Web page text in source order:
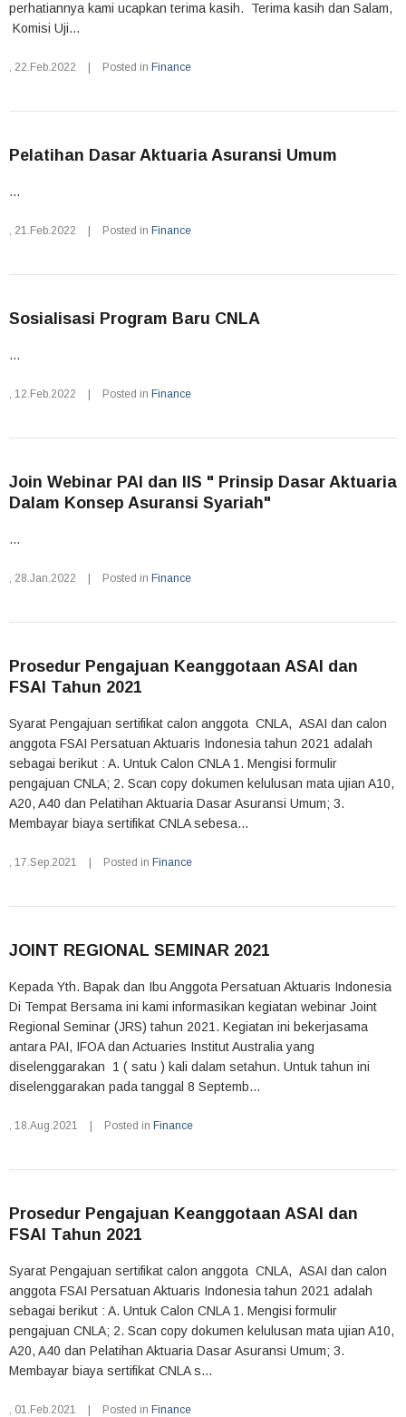
perhatiannya kami ucapkan terima kasih. Terima kasih dan Salam,
Komisi Uji...
, 22.Feb.2022 Posted in Finance
Pelatihan Dasar Aktuaria Asuransi Umum
...
, 21.Feb.2022 Posted in Finance
Sosialisasi Program Baru CNLA
...
, 12.Feb.2022 Posted in Finance
Join Webinar PAI dan IIS " Prinsip Dasar Aktuaria
Dalam Konsep Asuransi Syariah"
...
, 28.Jan.2022 Posted in Finance
Prosedur Pengajuan Keanggotaan ASAI dan
FSAI Tahun 2021
Syarat Pengajuan sertifikat calon anggota CNLA, ASAI dan calon
anggota FSAI Persatuan Aktuaris Indonesia tahun 2021 adalah
sebagai berikut : A. Untuk Calon CNLA 1. Mengisi formulir
pengajuan CNLA; 2. Scan copy dokumen kelulusan mata ujian A10,
A20, A40 dan Pelatihan Aktuaria Dasar Asuransi Umum; 3.
Membayar biaya sertifikat CNLA sebesa...
, 17.Sep.2021 Posted in Finance
JOINT REGIONAL SEMINAR 2021
Kepada Yth. Bapak dan Ibu Anggota Persatuan Aktuaris Indonesia
Di Tempat Bersama ini kami informasikan kegiatan webinar Joint
Regional Seminar (JRS) tahun 2021. Kegiatan ini bekerjasama
antara PAI, IFOA dan Actuaries Institut Australia yang
diselenggarakan 1 ( satu ) kali dalam setahun. Untuk tahun ini
diselenggarakan pada tanggal 8 Septemb...
, 18.Aug.2021 Posted in Finance
Prosedur Pengajuan Keanggotaan ASAI dan
FSAI Tahun 2021
Syarat Pengajuan sertifikat calon anggota CNLA, ASAI dan calon
anggota FSAI Persatuan Aktuaris Indonesia tahun 2021 adalah
sebagai berikut : A. Untuk Calon CNLA 1. Mengisi formulir
pengajuan CNLA; 2. Scan copy dokumen kelulusan mata ujian A10,
A20, A40 dan Pelatihan Aktuaria Dasar Asuransi Umum; 3.
Membayar biaya sertifikat CNLA s...
, 01.Feb.2021 Posted in Finance